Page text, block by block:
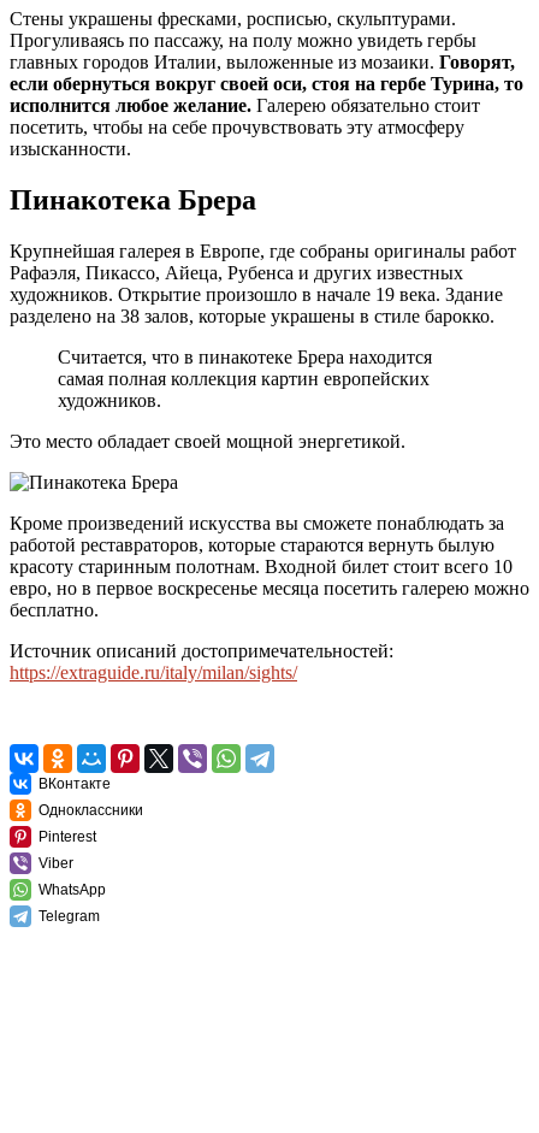
Стены украшены фресками, росписью, скульптурами.
Прогуливаясь по пассажу, на полу можно увидеть гербы
главных городов Италии, выложенные из мозаики. Говорят,
если обернуться вокруг своей оси, стоя на гербе Турина, то
исполнится любое желание. Галерею обязательно стоит
посетить, чтобы на себе прочувствовать эту атмосферу
изысканности.
Пинакотека Брера
Крупнейшая галерея в Европе, где собраны оригиналы работ
Рафаэля, Пикассо, Айеца, Рубенса и других известных
художников. Открытие произошло в начале 19 века. Здание
разделено на 38 залов, которые украшены в стиле барокко.
Считается, что в пинакотеке Брера находится
самая полная коллекция картин европейских
художников.
Это место обладает своей мощной энергетикой.
Кроме произведений искусства вы сможете понаблюдать за
работой реставраторов, которые стараются вернуть былую
красоту старинным полотнам. Входной билет стоит всего 10
евро, но в первое воскресенье месяца посетить галерею можно
бесплатно.
Источник описаний достопримечательностей:
https://extraguide.ru/italy/milan/sights/
ВКонтакте
Одноклассники
Pinterest
Viber
WhatsApp
Telegram